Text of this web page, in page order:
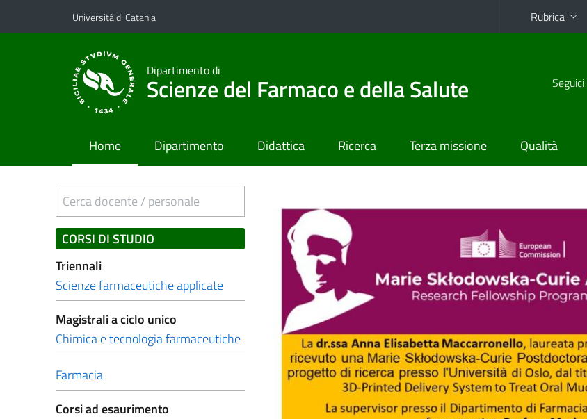
Vai al contenuto principale
Vai al menu di navigazione
Università di Catania Rubrica
Dipartimento di
Scienze del Farmaco e della Salute
Home Dipartimento Didattica Ricerca Terza missione Qualità
Cerca docente / personale
CORSI DI STUDIO
Triennali
Scienze farmaceutiche applicate
Magistrali a ciclo unico
Chimica e tecnologia farmaceutiche
Farmacia
Corsi ad esaurimento